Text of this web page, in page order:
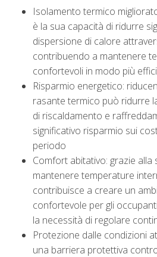
Isolamento termico
è la sua capacità di ridurre
dispersione di calore
contribuendo a mantenere
confortevoli in modo più
Risparmio energetico:
rasante termico può ridurre
di riscaldamento e
significativo risparmio sui
periodo
Comfort abitativo: grazie alla
mantenere temperature
contribuisce a creare un
confortevole per gli
la necessità di regolare
Protezione dalle condizioni
una barriera protettiva